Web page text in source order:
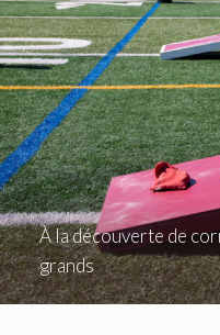
À la découverte de
grands